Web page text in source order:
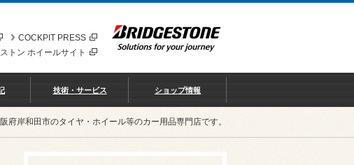
COCKPIT PRESS
トン ホイールサイト
技術・サービス ショップ情報
府岸和田市のタイヤ・ホイール等のカー用品専門店です。